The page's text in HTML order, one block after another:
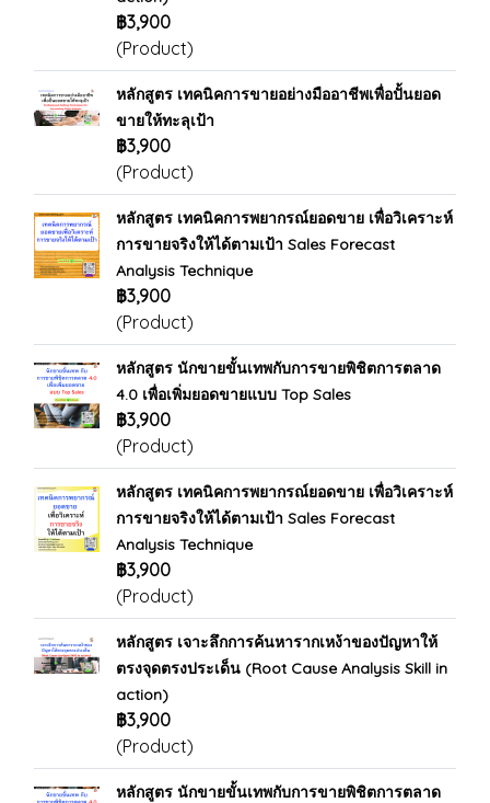
฿3,900
(Product)
หลักสูตร เทคนิคการขายอย่างมืออาชีพเพื่อปั้นยอด
ขายให้ทะลุเป้า
฿3,900
(Product)
หลักสูตร เทคนิคการพยากรณ์ยอดขาย เพื่อวิเคราะห์
การขายจริงให้ได้ตามเป้า Sales Forecast
Analysis Technique
฿3,900
(Product)
หลักสูตร นักขายขั้นเทพกับการขายพิชิตการตลาด
4.0 เพื่อเพิ่มยอดขายแบบ Top Sales
฿3,900
(Product)
หลักสูตร เทคนิคการพยากรณ์ยอดขาย เพื่อวิเคราะห์
การขายจริงให้ได้ตามเป้า Sales Forecast
Analysis Technique
฿3,900
(Product)
หลักสูตร เจาะลึกการค้นหารากเหง้าของปัญหาให้
ตรงจุดตรงประเด็น (Root Cause Analysis Skill in
action)
฿3,900
(Product)
หลักสูตร นักขายขั้นเทพกับการขายพิชิตการตลาด